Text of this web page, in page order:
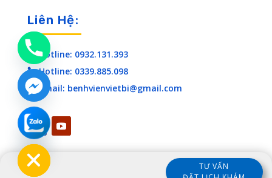
Liên Hệ:
 Hotline: 0932.131.393
 Hotline: 0339.885.098
 Email: benhvienvietbi@gmail.com
TƯ VẤN
Hide
chaty